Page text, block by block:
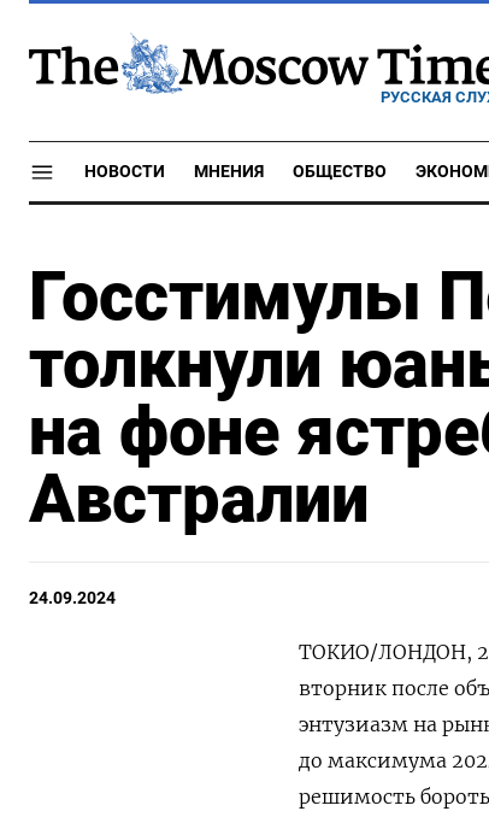
РУССКАЯ
НОВОСТИ МНЕНИЯ ОБЩЕСТВО
Госстимулы
толкнули
на фоне
Австралии
24.09.2024
ТОКИО/ЛОНДОН,
вторник после
энтузиазм на
до максимума
решимость